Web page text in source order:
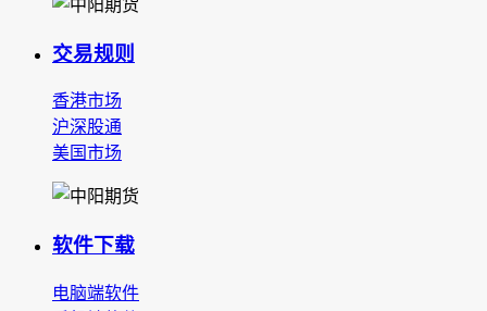
交易规则
香港市场
沪深股通
美国市场
软件下载
电脑端软件